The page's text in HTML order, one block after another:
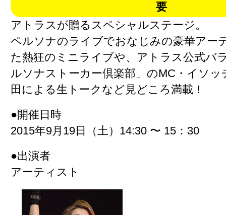
要
アトラスが贈るスペシャルステージ。
ペルソナのライブでおなじみの豪華アー
た熱狂のミニライブや、アトラス公式バ
ルソナストーカー倶楽部」のMC・イソ
田による生トークなど見どころ満載！
●開催日時
2015年9月19日（土）14:30 〜 15：30
●出演者
アーティスト